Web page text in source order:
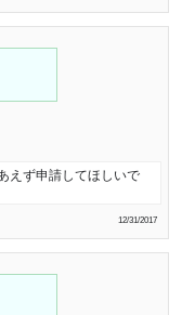
えず申請してほしいで
12/31/2017